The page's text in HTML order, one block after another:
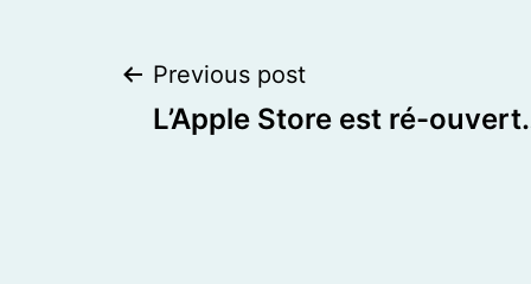
Post
Previous post
L’Apple Store est ré-